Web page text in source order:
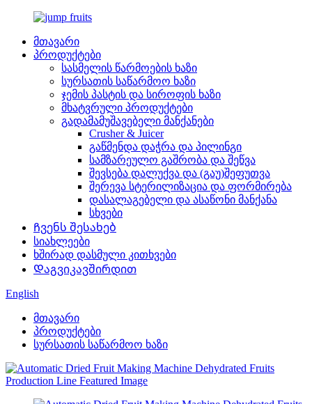
მთავარი
პროდუქტები
სასმელის წარმოების ხაზი
სურსათის საწარმოო ხაზი
ჯემის პასტის და სიროფის ხაზი
მხატვრული პროდუქტები
გადამამუშავებელი მანქანები
Crusher & Juicer
გაწმენდა დაჭრა და პილინგი
სამზარეულო გაშრობა და შეწვა
შევსება დალუქვა და (გაუ)შეფუთვა
შერევა სტერილიზაცია და ფორმირება
დასალაგებელი და ასაწონი მანქანა
სხვები
Ჩვენს შესახებ
სიახლეები
ხშირად დასმული კითხვები
Დაგვიკავშირდით
English
მთავარი
პროდუქტები
სურსათის საწარმოო ხაზი